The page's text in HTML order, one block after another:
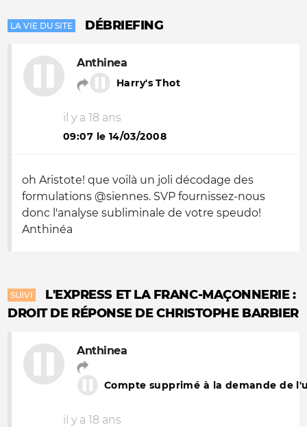
LA VIE DU SITE DÉBRIEFING
Anthinea
Harry's Thot
il y a 18 ans
09:07 le 14/03/2008
oh Aristote! que voilà un joli décodage des
formulations @siennes. SVP fournissez-nous
donc l'analyse subliminale de votre speudo!
Anthinéa
SUIVI
L'EXPRESS ET LA FRANC-MAÇONNERIE :
DROIT DE RÉPONSE DE CHRISTOPHE BARBIER
Anthinea
Compte supprimé à la demande de
il y a 18 ans